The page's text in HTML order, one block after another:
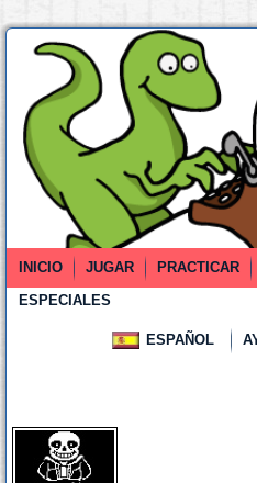
INICIO JUGAR PRACTICAR
ESPECIALES
ESPAÑOL